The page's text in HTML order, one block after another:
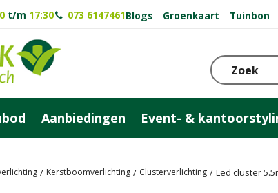
Kerstboomverlichting Clusterverlichting Led cluster
t/m 17:30 073 6147461Blogs Groenkaart Tuinbon
Aanbiedingen Event- &